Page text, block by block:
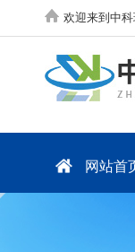
欢迎来到中
网站首